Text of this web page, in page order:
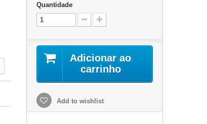
Quantidade
Adicionar ao
carrinho
Add to wishlist